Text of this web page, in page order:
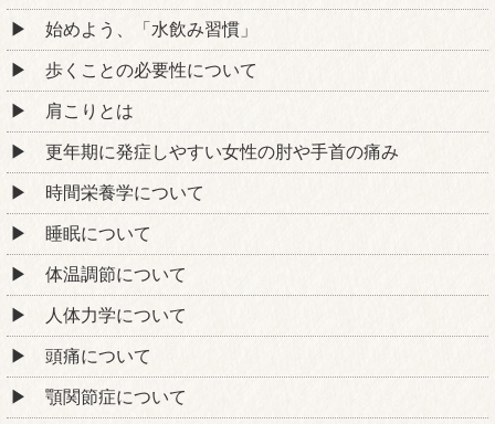
始めよう、「水飲み習慣」
歩くことの必要性について
肩こりとは
更年期に発症しやすい女性の肘や手首の痛み
時間栄養学について
睡眠について
体温調節について
人体力学について
頭痛について
顎関節症について